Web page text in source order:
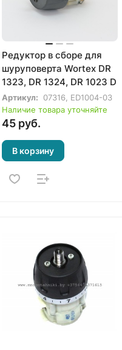
Редуктор в сборе для
шуруповерта Wortex DR
1323, DR 1324, DR 1023 D
Артикул:
07316, ED1004-03
Наличие товара уточняйте
45 руб.
В корзину